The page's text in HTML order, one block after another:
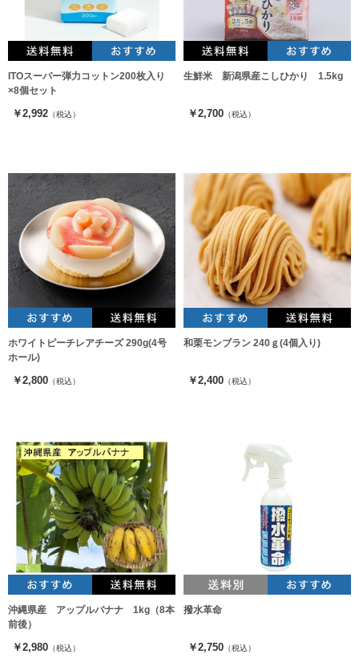
ITOスーパー弾力コットン200枚入り
×8個セット
￥2,992 （税込）
生鮮米 新潟県産こしひかり 1.5kg
￥2,700 （税込）
ホワイトピーチレアチーズ 290g(4号
ホール)
￥2,800 （税込）
和栗モンブラン 240ｇ(4個入り)
￥2,400 （税込）
沖縄県産 アップルバナナ 1kg（8本
前後）
￥2,980 （税込）
撥水革命
￥2,750 （税込）